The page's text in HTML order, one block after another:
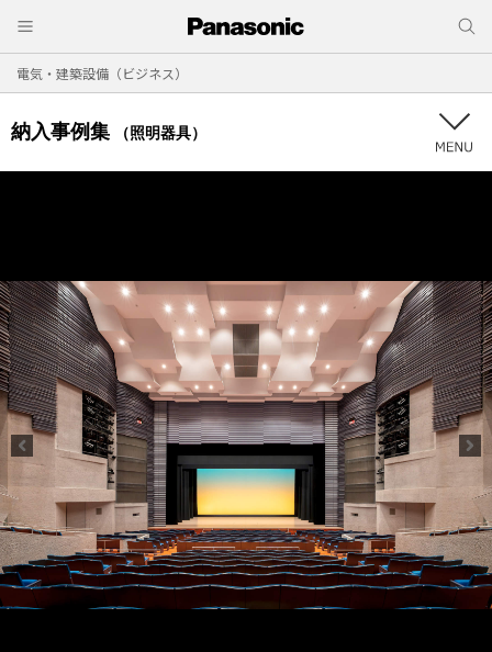
電気・建築設備（ビジネス）
納入事例集 （照明器具）